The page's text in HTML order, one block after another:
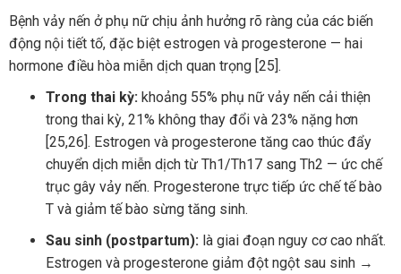
Bệnh vảy nến ở phụ nữ chịu ảnh hưởng rõ ràng của các biến
động nội tiết tố, đặc biệt estrogen và progesterone — hai
hormone điều hòa miễn dịch quan trọng [25].
Trong thai kỳ:khoảng 55% phụ nữ vảy nến cải thiện
trong thai kỳ, 21% không thay đổi và 23% nặng hơn
[25,26]. Estrogen và progesterone tăng cao thúc đẩy
chuyển dịch miễn dịch từ Th1/Th17 sang Th2 — ức chế
trục gây vảy nến. Progesterone trực tiếp ức chế tế bào
T và giảm tế bào sừng tăng sinh.
Sau sinh (postpartum): là giai đoạn nguy cơ cao nhất.
Estrogen và progesterone giảm đột ngột sau sinh →